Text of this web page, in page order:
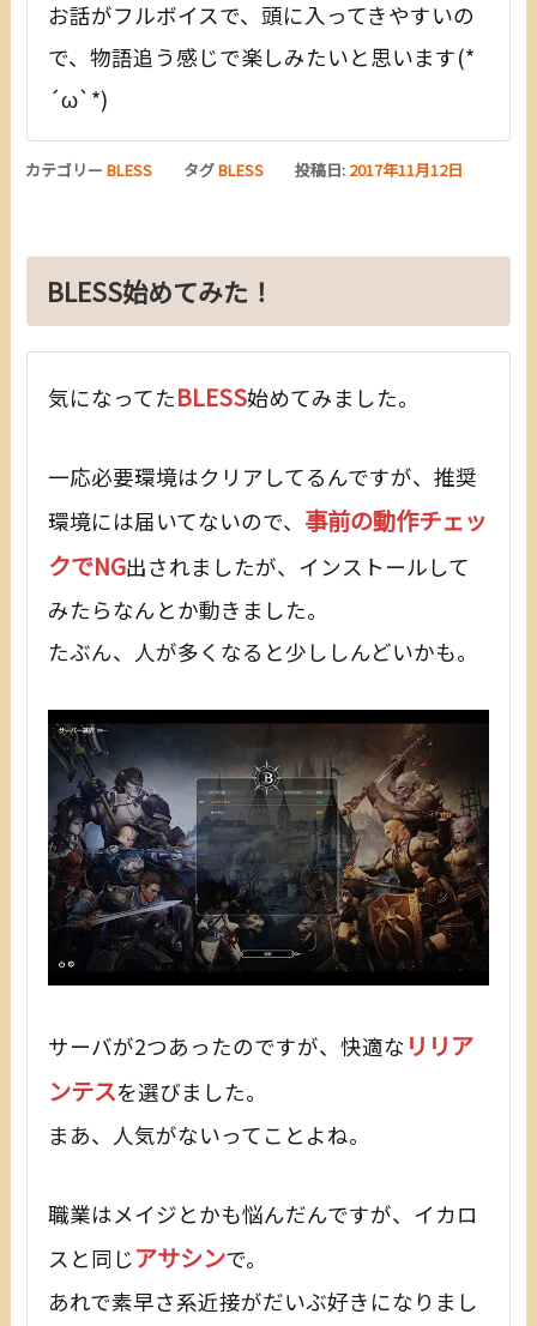
お話がフルボイスで、頭に入ってきやすいの
で、物語追う感じで楽しみたいと思います(*
´ω`*)
投稿日: 2017年11月12日
カテゴリー BLESS タグBLESS
BLESS始めてみた！
気になってたBLESS始めてみました。
一応必要環境はクリアしてるんですが、推奨
環境には届いてないので、 事前の動作チェッ
クでNG出されましたが、インストールして
みたらなんとか動きました。
たぶん、人が多くなると少ししんどいかも。
サーバが2つあったのですが、快適な リリア
ンテスを選びました。
まあ、人気がないってことよね。
職業はメイジとかも悩んだんですが、イカロ
スと同じアサシンで。
あれで素早さ系近接がだいぶ好きになりまし